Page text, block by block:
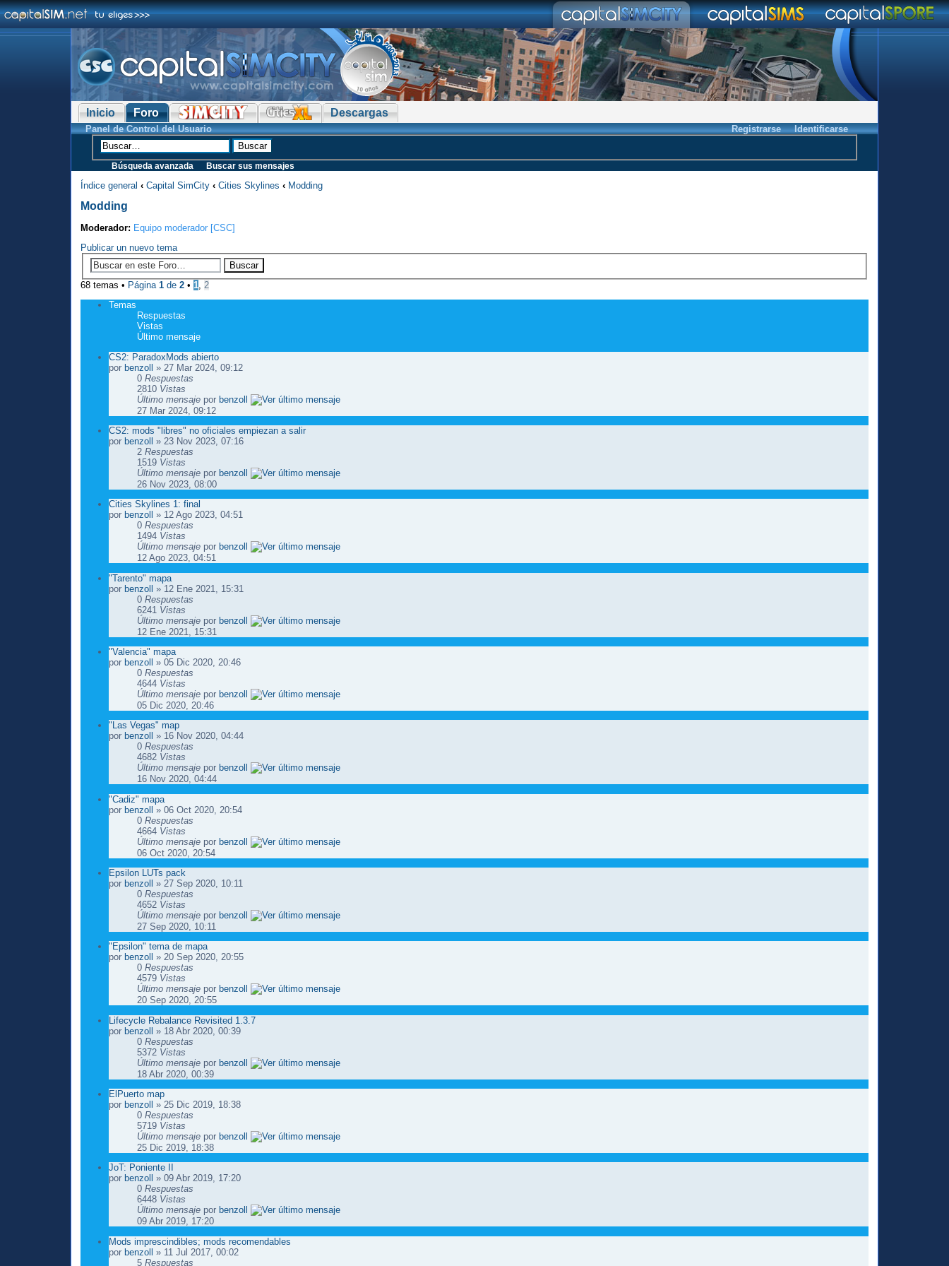
Inicio Foro Descargas
Registrarse Identificarse
Panel de Control del Usuario
Búsqueda avanzada Buscar sus mensajes
Índice general ‹ Capital SimCity ‹ Cities Skylines ‹ Modding
Modding
Moderador: Equipo moderador [CSC]
Publicar un nuevo tema
68 temas • Página1 de2 •1,2
Temas
Respuestas
Vistas
Último mensaje
CS2: ParadoxMods abierto
porbenzoll » 27 Mar 2024, 09:12
0Respuestas
2810 Vistas
Último mensaje porbenzoll
27 Mar 2024, 09:12
CS2: mods "libres" no oficiales empiezan a salir
por benzoll
» 23 Nov 2023, 07:16
2Respuestas
1519 Vistas
Último mensaje por benzoll
26 Nov 2023, 08:00
Cities Skylines 1: final
por benzoll
» 12 Ago 2023, 04:51
0Respuestas
1494 Vistas
Último mensaje por benzoll
12 Ago 2023, 04:51
"Tarento" mapa
porbenzoll » 12 Ene 2021, 15:31
0Respuestas
6241 Vistas
Último mensaje porbenzoll
12 Ene 2021, 15:31
"Valencia" mapa
por benzoll
» 05 Dic 2020, 20:46
0Respuestas
4644 Vistas
Último mensaje por benzoll
05 Dic 2020, 20:46
"Las Vegas" map
por benzoll
» 16 Nov 2020, 04:44
0Respuestas
4682 Vistas
Último mensaje por benzoll
16 Nov 2020, 04:44
"Cadiz" mapa
porbenzoll » 06 Oct 2020, 20:54
0Respuestas
4664 Vistas
Último mensaje porbenzoll
06 Oct 2020, 20:54
Epsilon LUTs pack
por benzoll
» 27 Sep 2020, 10:11
0Respuestas
4652 Vistas
Último mensaje por benzoll
27 Sep 2020, 10:11
"Epsilon" tema de mapa
por benzoll
» 20 Sep 2020, 20:55
0Respuestas
4579 Vistas
Último mensaje por benzoll
20 Sep 2020, 20:55
Lifecycle Rebalance Revisited 1.3.7
porbenzoll » 18 Abr 2020, 00:39
0Respuestas
5372 Vistas
Último mensaje porbenzoll
18 Abr 2020, 00:39
ElPuerto map
por benzoll
» 25 Dic 2019, 18:38
0Respuestas
5719 Vistas
Último mensaje por benzoll
25 Dic 2019, 18:38
JoT: Poniente II
por benzoll
» 09 Abr 2019, 17:20
0Respuestas
6448 Vistas
Último mensaje por benzoll
09 Abr 2019, 17:20
Mods imprescindibles; mods recomendables
porbenzoll » 11 Jul 2017, 00:02
5Respuestas